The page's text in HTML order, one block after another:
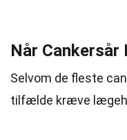
Når Cankersår
Selvom de fleste
tilfælde kræve